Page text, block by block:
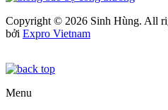
Copyright © 2026 Sinh Hùng. All
bởi Expro Vietnam
Menu